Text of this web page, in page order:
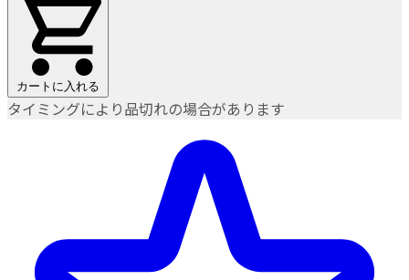
カートに入れる
タイミングにより品切れの場合があります